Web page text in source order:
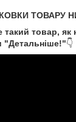
ТОВАРУ
такий товар, як
"Детальніше!"👇